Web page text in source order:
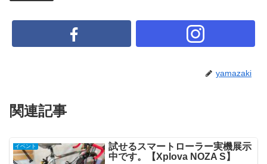
yamazaki
関連記事
イベント
試せるスマートローラー実機展示
中です。【Xplova NOZA S】